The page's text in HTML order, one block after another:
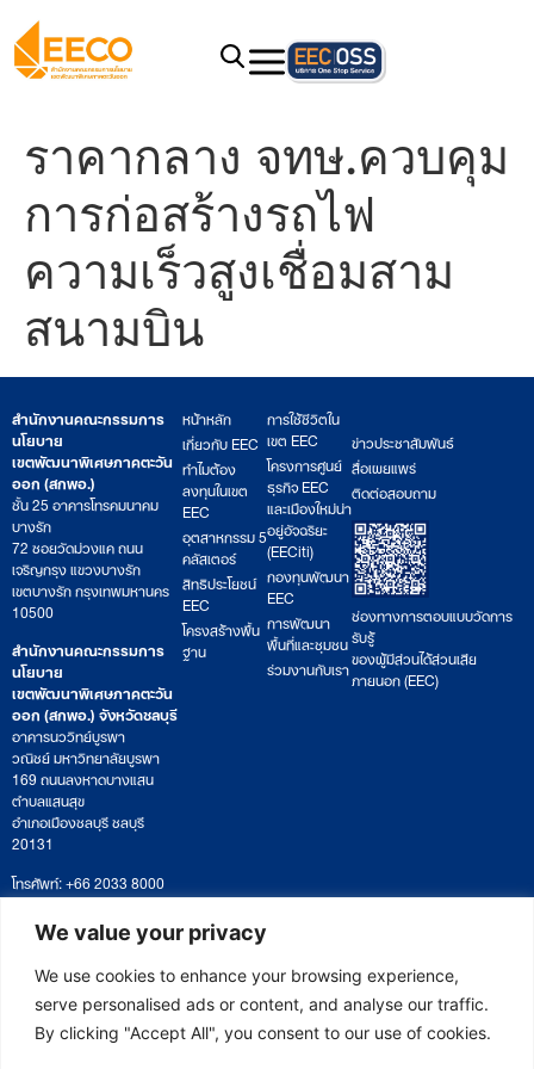
We value your privacy
We use cookies to enhance your browsing experience,
serve personalised ads or content, and analyse our traffic.
By clicking "Accept All", you consent to our use of cookies.
ราคากลาง จทษ.ควบคุม
การก่อสร้างรถไฟ
ความเร็วสูงเชื่อมสาม
สนามบิน
สำนักงานคณะกรรมการ
นโยบาย
เขตพัฒนาพิเศษภาคตะวัน
ออก (สกพอ.)
ชั้น 25 อาคารโทรคมนาคม
บางรัก
72 ซอยวัดม่วงแค ถนน
เจริญกรุง แขวงบางรัก
เขตบางรัก กรุงเทพมหานคร
10500
สำนักงานคณะกรรมการ
นโยบาย
เขตพัฒนาพิเศษภาคตะวัน
ออก (สกพอ.) จังหวัดชลบุรี
อาคารนววิทย์บูรพา
วณิชย์ มหาวิทยาลัยบูรพา
169 ถนนลงหาดบางแสน
ตำบลแสนสุข
อำเภอเมืองชลบุรี ชลบุรี
20131
โทรศัพท์: +66 2033 8000
เวลาทำการ: จันทร์ – ศุกร์
09:00 – 17:00 น.
ติดตามหนังสือหรือยื่นเอกสาร
saraban@eeco.or.th
หน้าหลัก
เกี่ยวกับ EEC
ทำไมต้อง
ลงทุนในเขต
EEC
อุตสาหกรรม 5
คลัสเตอร์
สิทธิประโยชน์
EEC
โครงสร้างพื้น
ฐาน
การใช้ชีวิตใน
เขต EEC
โครงการศูนย์
ธุรกิจ EEC
และเมืองใหม่น่า
อยู่อัจฉริยะ
(EECiti)
กองทุนพัฒนา
EEC
การพัฒนา
พื้นที่และชุมชน
ร่วมงานกับเรา
ข่าวประชาสัมพันธ์
สื่อเผยแพร่
ติดต่อสอบถาม
ช่องทางการตอบแบบวัดการ
รับรู้
ของผู้มีส่วนได้ส่วนเสีย
ภายนอก (EEC)